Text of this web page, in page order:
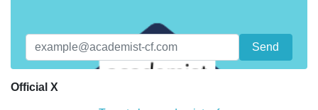
Official X